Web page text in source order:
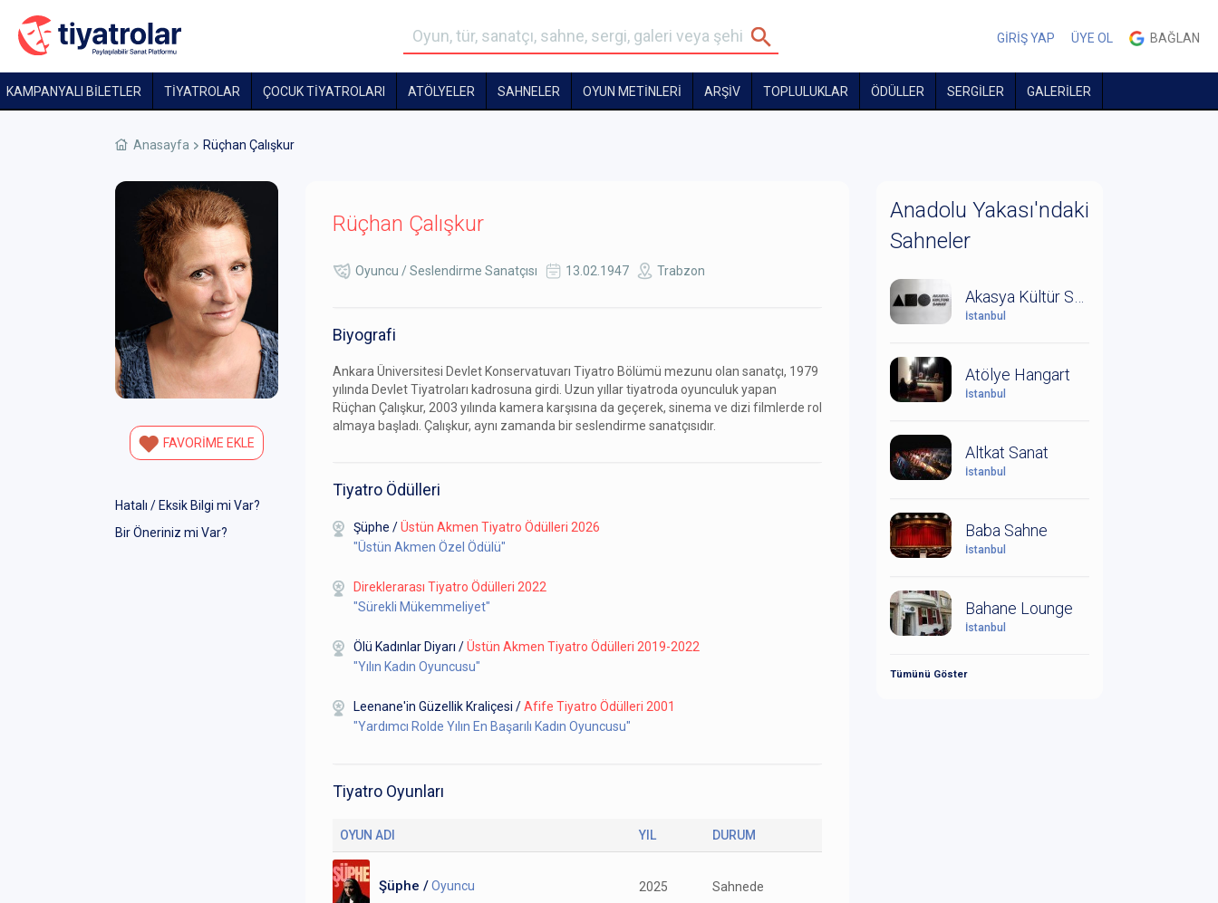
GİRİŞ YAP ÜYE OL BAĞLAN
KAMPANYALI BİLETLER TİYATROLAR ÇOCUK TIYATROLARI ATÖLYELER SAHNELER OYUN METİNLERİ ARŞİV TOPLULUKLAR ÖDÜLLER SERGİLER GALERİLER
Anasayfa Rüçhan Çalışkur
FAVORİME EKLE
Hatalı / Eksik Bilgi mi Var?
Bir Öneriniz mi Var?
Rüçhan Çalışkur
Oyuncu / Seslendirme Sanatçısı 13.02.1947 Trabzon
Biyografi
Ankara Üniversitesi Devlet Konservatuvarı Tiyatro Bölümü mezunu olan sanatçı, 1979
yılında Devlet Tiyatroları kadrosuna girdi. Uzun yıllar tiyatroda oyunculuk yapan
Rüçhan Çalışkur, 2003 yılında kamera karşısına da geçerek, sinema ve dizi filmlerde rol
almaya başladı. Çalışkur, aynı zamanda bir seslendirme sanatçısıdır.
Tiyatro Ödülleri
Şüphe /Üstün Akmen Tiyatro Ödülleri 2026
"Üstün Akmen Özel Ödülü"
Direklerarası Tiyatro Ödülleri 2022
"Sürekli Mükemmeliyet"
Ölü Kadınlar Diyarı /Üstün Akmen Tiyatro Ödülleri 2019-2022
"Yılın Kadın Oyuncusu"
Leenane'in Güzellik Kraliçesi /Afife Tiyatro Ödülleri 2001
"Yardımcı Rolde Yılın En Başarılı Kadın Oyuncusu"
Tiyatro Oyunları
OYUN ADI YIL DURUM
Şüphe /Oyuncu 2025 Sahnede
Anadolu Yakası'ndaki
Sahneler
İstanbul
Atölye Hangart
İstanbul
Altkat Sanat
İstanbul
Baba Sahne
İstanbul
Bahane Lounge
İstanbul
Tümünü Göster